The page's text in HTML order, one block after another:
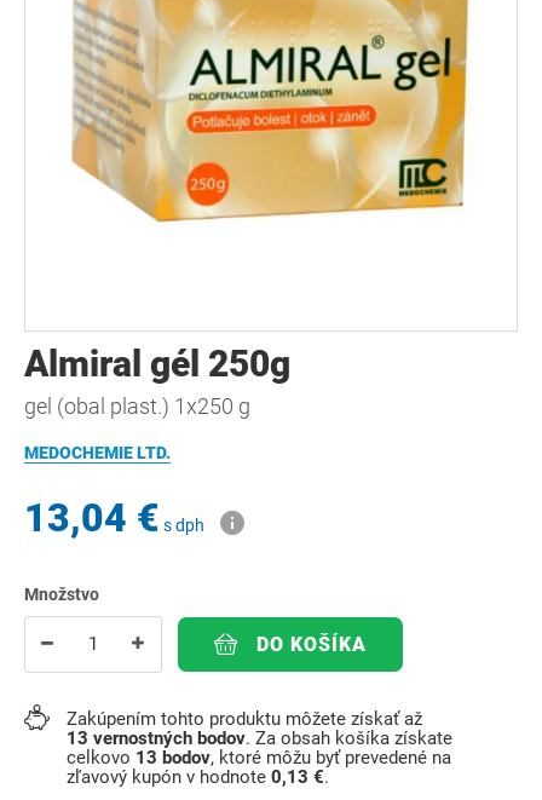
Almiral gél 250g
gel (obal plast.) 1x250 g
MEDOCHEMIE LTD.
13,04 € s dph
Množstvo
DO KOŠÍKA
Zakúpením tohto produktu môžete získať až
13 vernostných bodov. Za obsah košíka získate
celkovo 13 bodov, ktoré môžu byť prevedené na
zľavový kupón v hodnote 0,13 €.